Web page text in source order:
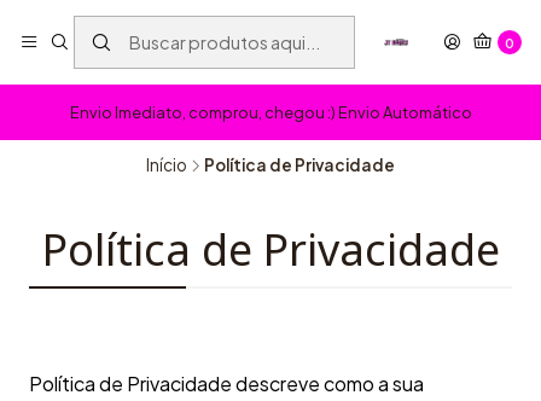
0
Envio Imediato, comprou, chegou :) Envio Automático
Início Política de Privacidade
Política de Privacidade
Política de Privacidade descreve como a sua